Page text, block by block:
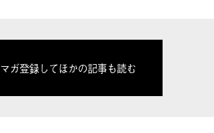
ガ登録してほかの記事も読む